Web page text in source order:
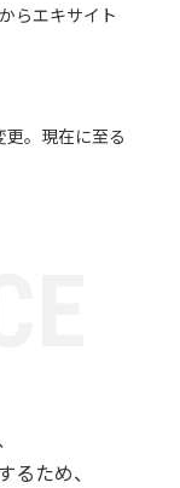
らエキサイト
更。現在に至る
るため、